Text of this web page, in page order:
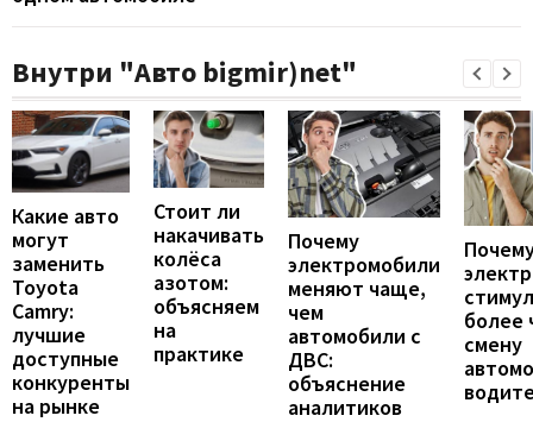
Внутри "Авто bigmir)net"
Какие авто
могут
заменить
Toyota
Camry:
лучшие
доступные
конкуренты
на рынке
Стоит ли
накачивать
колёса
азотом:
объясняем
на
практике
Почему
электромобили
меняют чаще,
чем
автомобили с
ДВС:
объяснение
аналитиков
более
смену